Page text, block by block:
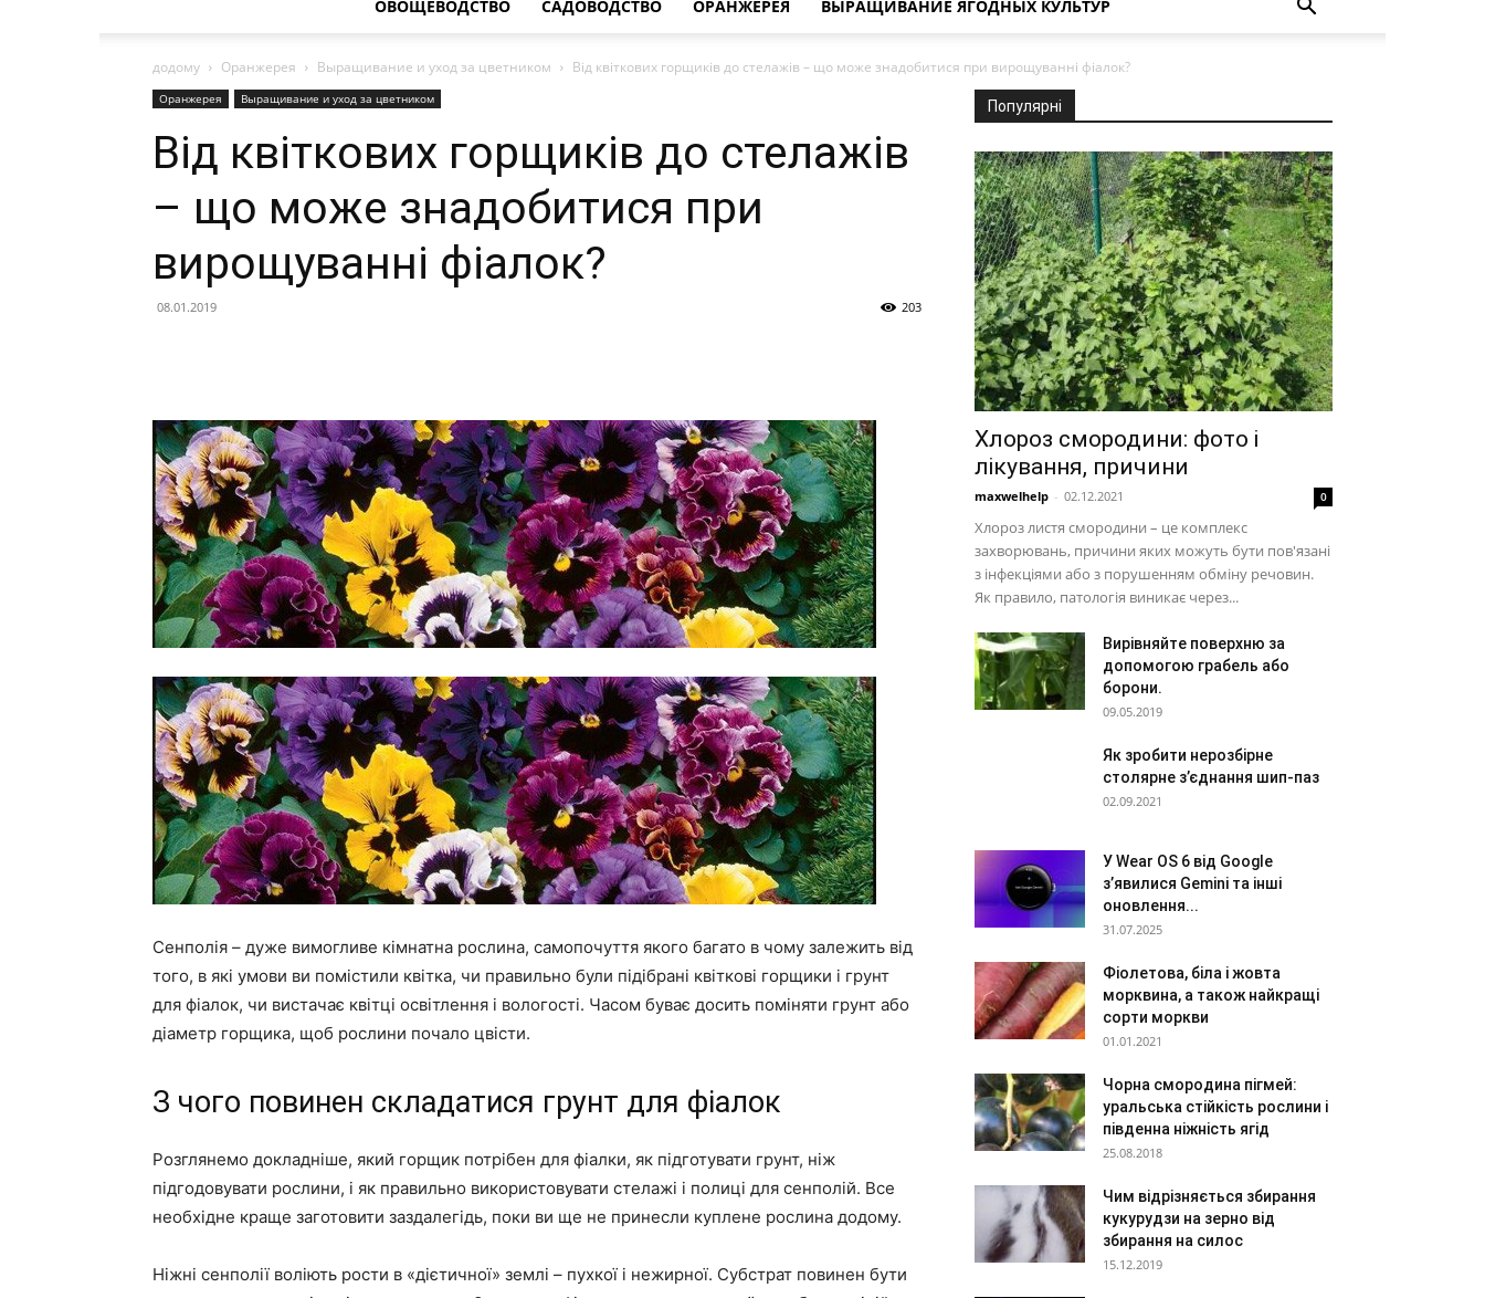
ОВОЩЕВОДСТВО САДОВОДСТВО ОРАНЖЕРЕЯ ВЫРАЩИВАНИЕ ЯГОДНЫХ КУЛЬТУР
додому Оранжерея Выращивание и уход за цветником Від квіткових горщиків до стелажів – що може знадобитися при вирощуванні фіалок?
Оранжерея Выращивание и уход за цветником
Від квіткових горщиків до стелажів
– що може знадобитися при
вирощуванні фіалок?
08.01.2019 203
Сенполія – дуже вимогливе кімнатна рослина, самопочуття якого багато в чому залежить від
того, в які умови ви помістили квітка, чи правильно були підібрані квіткові горщики і грунт
для фіалок, чи вистачає квітці освітлення і вологості. Часом буває досить поміняти грунт або
діаметр горщика, щоб рослини почало цвісти.
З чого повинен складатися грунт для фіалок
Розглянемо докладніше, який горщик потрібен для фіалки, як підготувати грунт, ніж
підгодовувати рослини, і як правильно використовувати стелажі і полиці для сенполій. Все
необхідне краще заготовити заздалегідь, поки ви ще не принесли куплене рослина додому.
Ніжні сенполії воліють рости в «дієтичної» землі – пухкої і нежирної. Субстрат повинен бути
Популярні
Хлороз смородини: фото і
лікування, причини
maxwelhelp - 02.12.2021 0
Хлороз листя смородини – це комплекс
захворювань, причини яких можуть бути пов'язані
з інфекціями або з порушенням обміну речовин.
Як правило, патологія виникає через...
Вирівняйте поверхню за
допомогою грабель або
борони.
09.05.2019
Як зробити нерозбірне
столярне з’єднання шип-паз
02.09.2021
У Wear OS 6 від Google
з’явилися Gemini та інші
оновлення...
31.07.2025
Фіолетова, біла і жовта
морквина, а також найкращі
сорти моркви
01.01.2021
Чорна смородина пігмей:
уральська стійкість рослини і
південна ніжність ягід
25.08.2018
Чим відрізняється збирання
кукурудзи на зерно від
збирання на силос
15.12.2019